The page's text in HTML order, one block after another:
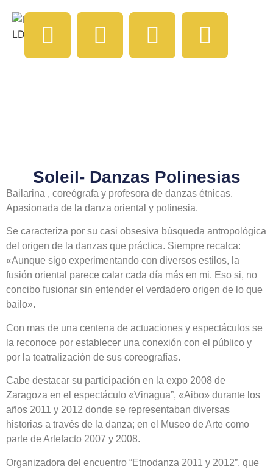
Soleil- Danzas Polinesias
Bailarina , coreógrafa y profesora de danzas étnicas.
Apasionada de la danza oriental y polinesia.
Se caracteriza por su casi obsesiva búsqueda antropológica
del origen de la danzas que práctica. Siempre recalca:
«Aunque sigo experimentando con diversos estilos, la
fusión oriental parece calar cada día más en mi. Eso si, no
concibo fusionar sin entender el verdadero origen de lo que
bailo».
Con mas de una centena de actuaciones y espectáculos se
la reconoce por establecer una conexión con el público y
por la teatralización de sus coreografías.
Cabe destacar su participación en la expo 2008 de
Zaragoza en el espectáculo «Vinagua”, «Aibo» durante los
años 2011 y 2012 donde se representaban diversas
historias a través de la danza; en el Museo de Arte como
parte de Artefacto 2007 y 2008.
Organizadora del encuentro “Etnodanza 2011 y 2012”, que